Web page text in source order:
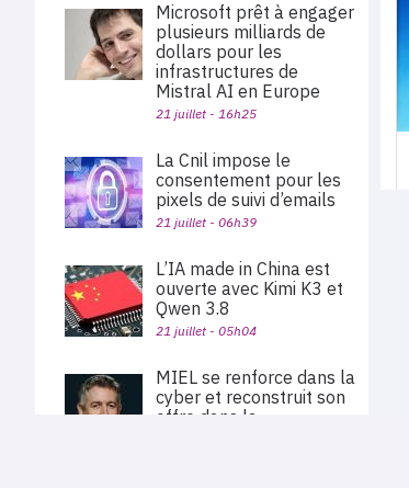
Microsoft prêt à engager
plusieurs milliards de
dollars pour les
infrastructures de
Mistral AI en Europe
21 juillet - 16h25
La Cnil impose le
consentement pour les
pixels de suivi d’emails
21 juillet - 06h39
L’IA made in China est
ouverte avec Kimi K3 et
Qwen 3.8
21 juillet - 05h04
MIEL se renforce dans la
cyber et reconstruit son
offre dans la